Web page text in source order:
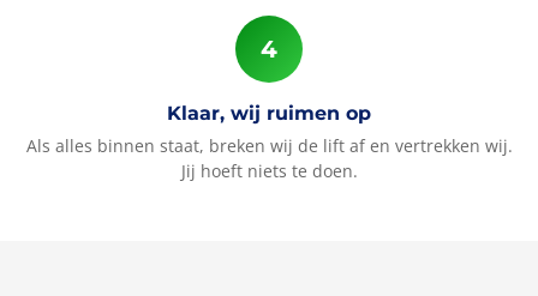
Klaar, wij ruimen op
Als alles binnen staat, breken wij de lift af en vertrekken wij.
Jij hoeft niets te doen.